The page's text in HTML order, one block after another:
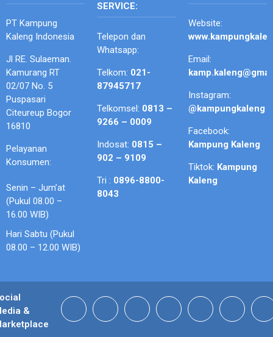
PT Kampung
Kaleng Indonesia
Jl RE. Sulaeman.
Kamurang RT
02/07 No. 5
Puspasari
Citeureup Bogor
16810
Pelayanan
Konsumen:
Senin – Jum’at
(Pukul 08.00 –
16.00 WIB)
Hari Sabtu (Pukul
08.00 – 12.00 WIB)
SERVICE:
Telepon dan
Whatsapp:
Telkom: 021-
87945717
Telkomsel: 0813 –
9266 – 0009
Indosat: 0815 –
902 – 9109
Tri : 0896-8800-
8043
Website:
Email:
Instagram:
@kampungkaleng
Facebook:
Kampung Kaleng
Tiktok: Kampung
Kaleng
&